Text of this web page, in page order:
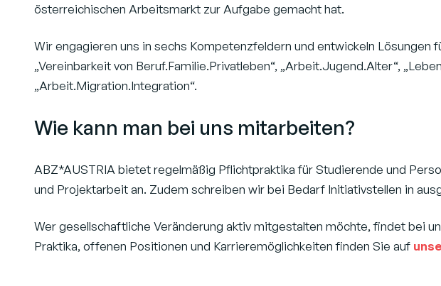
österreichischen Arbeitsmarkt zur Aufgabe gemacht hat.
Wir engagieren uns in sechs Kompetenzfeldern und entwickeln
„Vereinbarkeit von Beruf.Familie.Privatleben“, „Arbeit.Jugend.Alter“,
„Arbeit.Migration.Integration“.
Wie kann man bei uns mitarbeiten?
ABZ*AUSTRIA bietet regelmäßig Pflichtpraktika für Studierende und
und Projektarbeit an. Zudem schreiben wir bei Bedarf Initiativstellen in
Wer gesellschaftliche Veränderung aktiv mitgestalten möchte, findet bei
Praktika, offenen Positionen und Karrieremöglichkeiten finden Sie auf